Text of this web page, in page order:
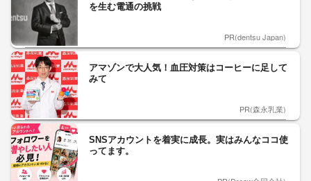
を生む電通の挑戦
PR(dentsu Japan)
アマゾンで大人気！血圧対策はコーヒーに足して
みて
PR(森永乳業)
SNSアカウントを着実に成長。実はみんなココ使
ってます。